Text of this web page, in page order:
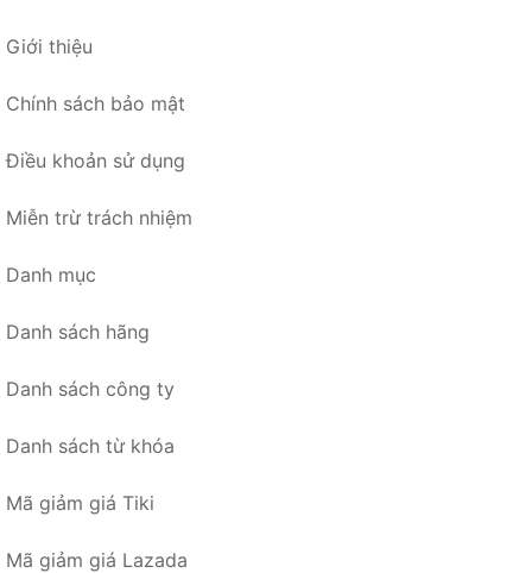
Giới thiệu
Chính sách bảo mật
Điều khoản sử dụng
Miễn trừ trách nhiệm
Danh mục
Danh sách hãng
Danh sách công ty
Danh sách từ khóa
Mã giảm giá Tiki
Mã giảm giá Lazada